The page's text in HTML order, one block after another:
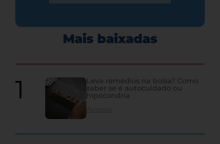
Mais baixadas
Leva remédios na bolsa? Como
saber se é autocuidado ou
hipocondria